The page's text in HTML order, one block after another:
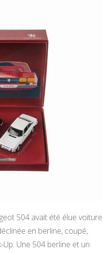
504 avait été élue voiture
en berline, coupé,
Une 504 berline et un